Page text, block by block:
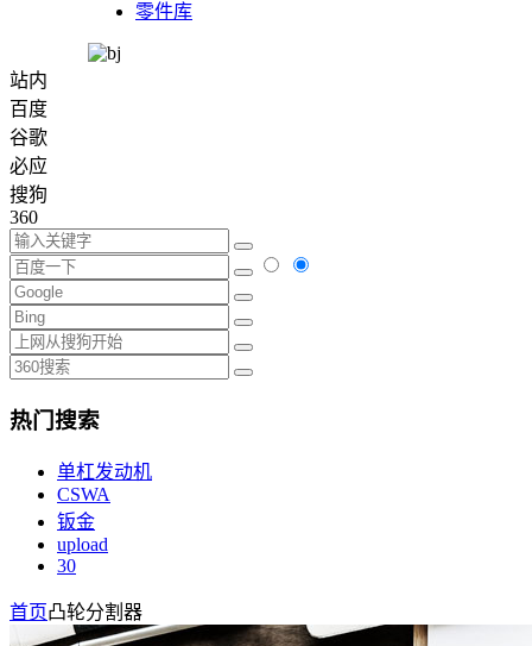
零件库
站内
百度
谷歌
必应
搜狗
360
热门搜索
单杠发动机
CSWA
钣金
upload
30
首页凸轮分割器